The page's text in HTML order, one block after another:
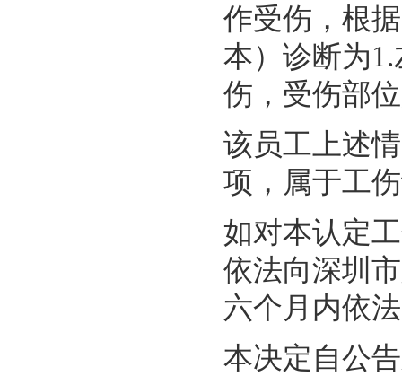
作受伤，根
本）诊断为
伤，受伤部
该员工上述
项，属于工
如对本认定
依法向深圳
六个月内依
本决定自公